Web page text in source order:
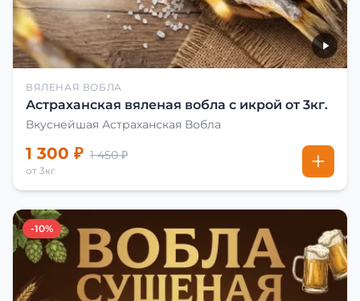
ВЯЛЕНАЯ ВОБЛА
Астраханская вяленая вобла с икрой от 3кг.
Вкуснейшая Астраханская Вобла
1 300 ₽ 1 450 ₽
от 3кг
-10%